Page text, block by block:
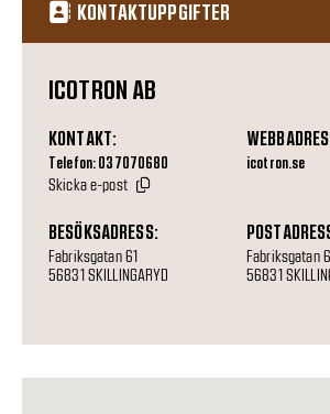
KONTAKTUPPGIFTER
ICOTRON AB
KONTAKT:
Telefon: 037070680
Skicka e-post
icotron.se
BESÖKSADRESS:
Fabriksgatan 61
56831 SKILLINGARYD
Fabriksgatan
56831